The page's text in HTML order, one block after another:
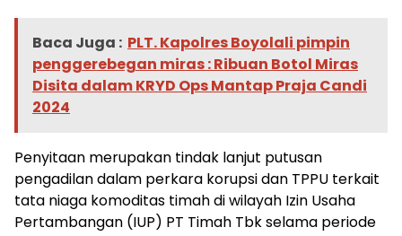
Baca Juga : PLT. Kapolres Boyolali pimpin
penggerebegan miras : Ribuan Botol Miras
Disita dalam KRYD Ops Mantap Praja Candi
2024
Penyitaan merupakan tindak lanjut putusan
pengadilan dalam perkara korupsi dan TPPU terkait
tata niaga komoditas timah di wilayah Izin Usaha
Pertambangan (IUP) PT Timah Tbk selama periode